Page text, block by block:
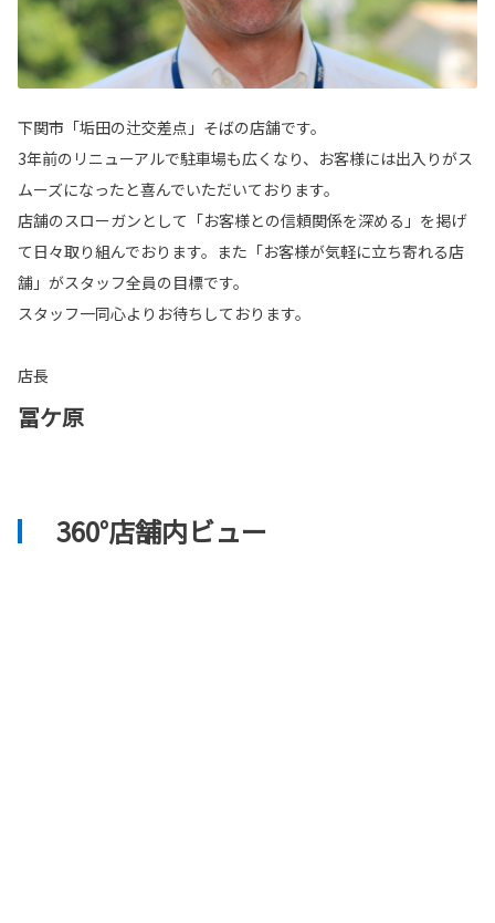
下関市「垢田の辻交差点」そばの店舗です。
3年前のリニューアルで駐車場も広くなり、お客様には出入りがス
ムーズになったと喜んでいただいております。
店舗のスローガンとして「お客様との信頼関係を深める」を掲げ
て日々取り組んでおります。また「お客様が気軽に立ち寄れる店
舗」がスタッフ全員の目標です。
スタッフ一同心よりお待ちしております。
店長
冨ケ原
360°店舗内ビュー